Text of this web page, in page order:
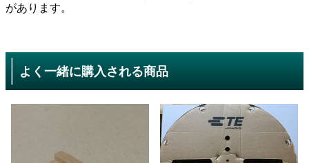
があります。
よく一緒に購入される商品